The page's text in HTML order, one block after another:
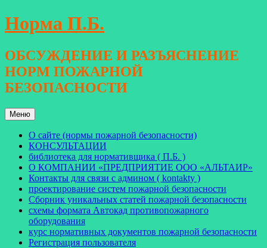
Перейти
к
Норма П.Б.
ОБСУЖДЕНИЕ И РАЗЪЯСНЕНИЕ
НОРМ ПОЖАРНОЙ
БЕЗОПАСНОСТИ
Меню
О сайте (нормы пожарной безопасности)
КОНСУЛЬТАЦИИ
библиотека для нормативщика ( П.Б. )
О КОМПАНИИ «ПРЕДПРИЯТИЕ ООО «АЛЬТАИР»
Контакты для связи с админом ( kontakty )
проектирование систем пожарной безопасности
Сборник уникальных статей пожарной безопасности
схемы формата Автокад противопожарного
оборудования
курс нормативных документов пожарной безопасности
Регистрация пользователя